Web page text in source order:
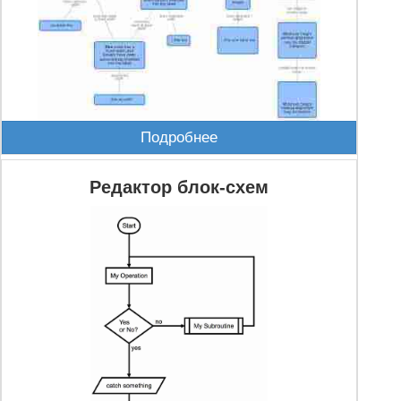
CHEP;20999;ЧТПЗ ао
GTRK;488918;ГТМ ао
BELU;19651;Белуга ао
VLHZ;17257;ВХЗ-ао
HYDR;20266;РусГидро
YNDX;388383;Yandex clA
MGNZ;20892;СМЗ-ао
IRKT;15547;ИРКУТ-3
BISVP;35243;БашИнСв ап
NFAZ;81287;Нефтекамск
SFIN;491359;САФМАР ао
MOEX;152798;МосБиржа
LSRG;19736;ЛСР ао
Подробнее
Редактор блок-схем